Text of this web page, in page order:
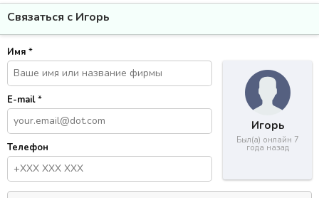
Связаться с Игорь
Игорь
Был(а) онлайн 7
года назад
Имя *
E-mail*
Телефон